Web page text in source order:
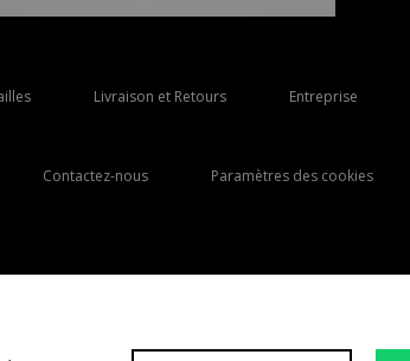
Livraison et Retours Entreprise
Contactez-nous Paramètres des cookies